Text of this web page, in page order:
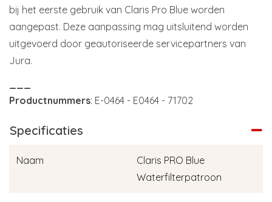
bij het eerste gebruik van Claris Pro Blue worden
aangepast. Deze aanpassing mag uitsluitend worden
uitgevoerd door geautoriseerde servicepartners van
Jura.
Productnummers: E-0464 - E0464 - 71702
Specificaties
Naam
Claris PRO Blue
Waterfilterpatroon